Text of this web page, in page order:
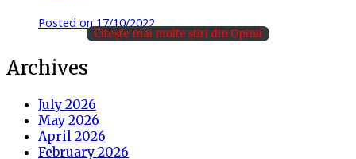
Posted on 17/10/2022
Citește mai multe știri din Opinii
Archives
July 2026
May 2026
April 2026
February 2026